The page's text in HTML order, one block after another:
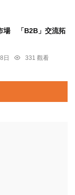
場 「B2B」交流拓
日
331 觀看